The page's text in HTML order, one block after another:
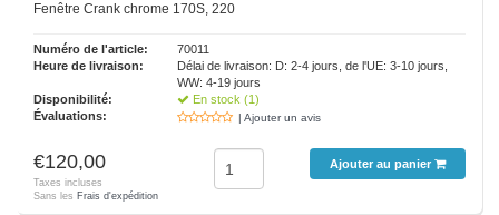
Fenêtre Crank chrome 170S, 220
Numéro de l'article:
70011
Heure de livraison:
Délai de livraison: D: 2-4 jours, de l'UE: 3-10 jours,
WW: 4-19 jours
Disponibilité:
En stock (1)
Évaluations:
| Ajouter un avis
€120,00
Taxes incluses
Sans les Frais d'expédition
Ajouter au panier